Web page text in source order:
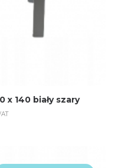
x 140 biały szary